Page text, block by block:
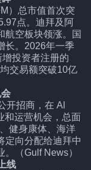
）总市值首次突
点。迪拜及阿
航空板块领涨。国
长。2026年一季
投资者注册的
交易额突破10亿
开招商，在 Al
和运营机会，总面
健身康体、海洋
定向分配给迪拜中
（Gulf News）
线